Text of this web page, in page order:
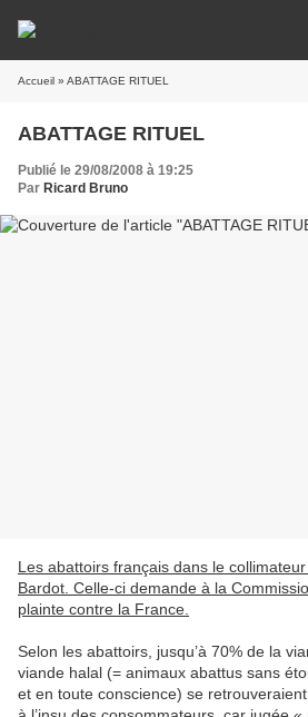
Accueil » ABATTAGE RITUEL
ABATTAGE RITUEL
Publié le 29/08/2008 à 19:25
Par Ricard Bruno
Les abattoirs français dans le
Bardot. Celle-ci demande à la
plainte contre la France.
Selon les abattoirs, jusqu’à 70% de la
viande halal (= animaux abattus sans
et en toute conscience) se